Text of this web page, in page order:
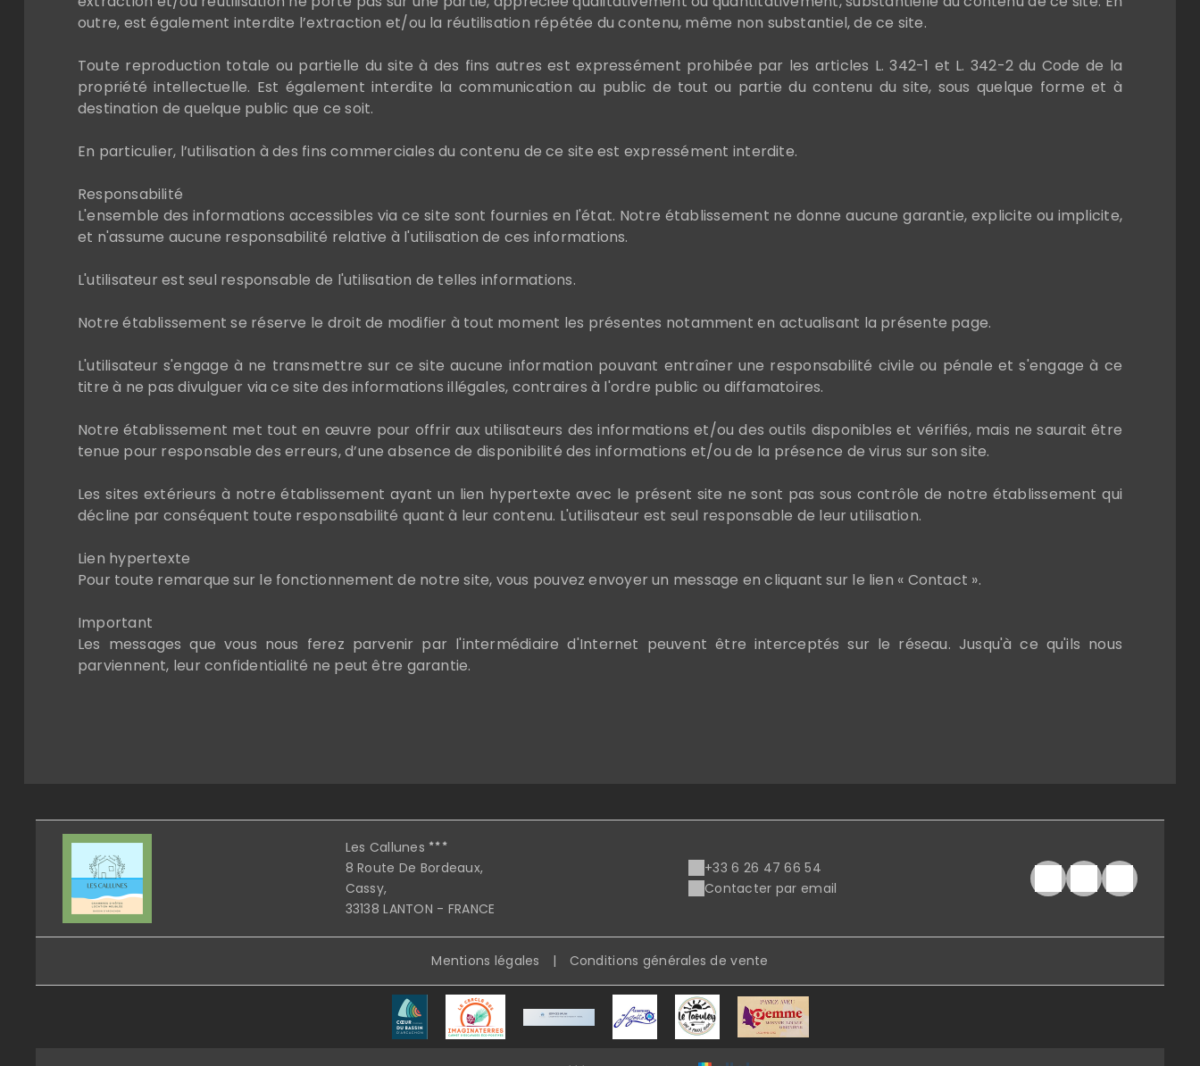
outre, est également interdite l’extraction et/ou la réutilisation répétée du contenu, même non substantiel, de ce site.
Toute reproduction totale ou partielle du site à des fins autres est expressément prohibée par les articles L. 342-1 et L. 342-2 du Code de la
propriété intellectuelle. Est également interdite la communication au public de tout ou partie du contenu du site, sous quelque forme et à
destination de quelque public que ce soit.
En particulier, l’utilisation à des fins commerciales du contenu de ce site est expressément interdite.
Responsabilité
L'ensemble des informations accessibles via ce site sont fournies en l'état. Notre établissement ne donne aucune garantie, explicite ou implicite,
et n'assume aucune responsabilité relative à l'utilisation de ces informations.
L'utilisateur est seul responsable de l'utilisation de telles informations.
Notre établissement se réserve le droit de modifier à tout moment les présentes notamment en actualisant la présente page.
L'utilisateur s'engage à ne transmettre sur ce site aucune information pouvant entraîner une responsabilité civile ou pénale et s'engage à ce
titre à ne pas divulguer via ce site des informations illégales, contraires à l'ordre public ou diffamatoires.
Notre établissement met tout en œuvre pour offrir aux utilisateurs des informations et/ou des outils disponibles et vérifiés, mais ne saurait être
tenue pour responsable des erreurs, d’une absence de disponibilité des informations et/ou de la présence de virus sur son site.
Les sites extérieurs à notre établissement ayant un lien hypertexte avec le présent site ne sont pas sous contrôle de notre établissement qui
décline par conséquent toute responsabilité quant à leur contenu. L'utilisateur est seul responsable de leur utilisation.
Lien hypertexte
Pour toute remarque sur le fonctionnement de notre site, vous pouvez envoyer un message en cliquant sur le lien « Contact ».
Important
Les messages que vous nous ferez parvenir par l'intermédiaire d'Internet peuvent être interceptés sur le réseau. Jusqu'à ce qu'ils nous
parviennent, leur confidentialité ne peut être garantie.
Les Callunes
8 Route De Bordeaux,
Cassy,
33138 LANTON - FRANCE
+33 6 26 47 66 54
Contacter par email
Mentions légales | Conditions générales de vente